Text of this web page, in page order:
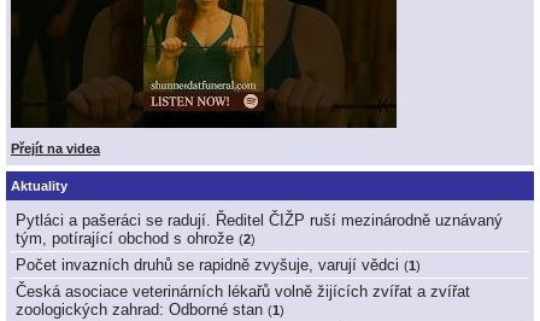
Přejít na videa
Aktuality
Pytláci a pašeráci se radují. Ředitel ČIŽP ruší mezinárodně uznávaný
tým, potírající obchod s ohrože (2)
Počet invazních druhů se rapidně zvyšuje, varují vědci (1)
Česká asociace veterinárních lékařů volně žijících zvířat a zvířat
zoologických zahrad: Odborné stan (1)